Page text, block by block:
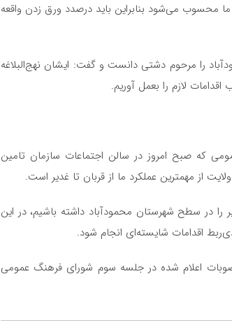
محسوب می‌شود بنابراین باید درصدد ورق زدن واقعه
را مرحوم دشتی دانست و گفت: ایشان نهج‌البلاغه
اقدامات لازم را بعمل آوریم.
که صبح امروز در سالن اجتماعات سازمان تامین
از مهمترین عملکرد ما از قربان تا غدیر است.
در سطح شهرستان محمودآباد داشته باشیم، در این
اقدامات شایسته‌ای انجام شود.
اعلام شده در جلسه سوم شورای فرهنگ عمومی